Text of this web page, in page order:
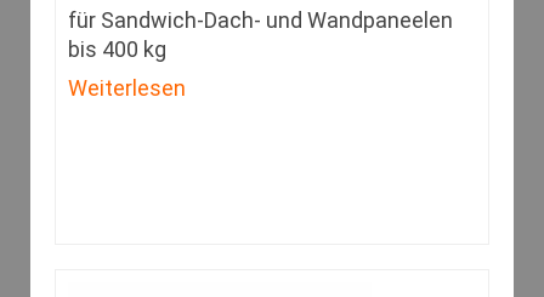
für Sandwich-Dach- und Wandpaneelen
bis 400 kg
Weiterlesen